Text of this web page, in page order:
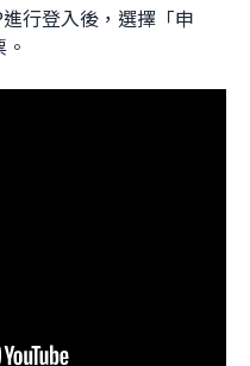
行登入後，選擇「申